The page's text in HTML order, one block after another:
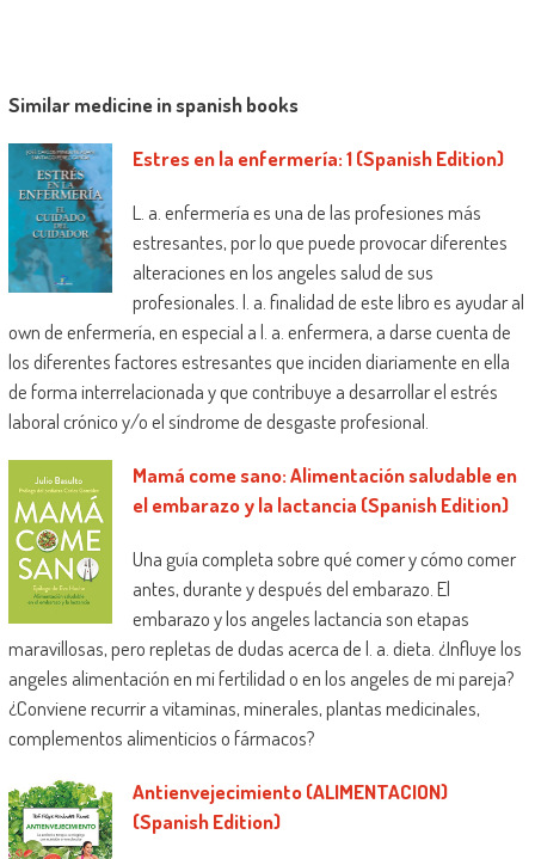
Similar medicine in spanish books
Estres en la enfermería: 1 (Spanish Edition)
L. a. enfermería es una de las profesiones más
estresantes, por lo que puede provocar diferentes
alteraciones en los angeles salud de sus
profesionales. l. a. finalidad de este libro es ayudar al
own de enfermería, en especial a l. a. enfermera, a darse cuenta de
los diferentes factores estresantes que inciden diariamente en ella
de forma interrelacionada y que contribuye a desarrollar el estrés
laboral crónico y/o el síndrome de desgaste profesional.
Mamá come sano: Alimentación saludable en
el embarazo y la lactancia (Spanish Edition)
Una guía completa sobre qué comer y cómo comer
antes, durante y después del embarazo. El
embarazo y los angeles lactancia son etapas
maravillosas, pero repletas de dudas acerca de l. a. dieta. ¿Influye los
angeles alimentación en mi fertilidad o en los angeles de mi pareja?
¿Conviene recurrir a vitaminas, minerales, plantas medicinales,
complementos alimenticios o fármacos?
Antienvejecimiento (ALIMENTACION)
(Spanish Edition)